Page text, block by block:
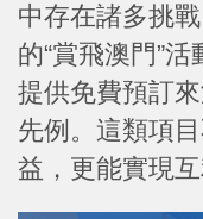
中存在諸多挑
的“賞飛澳門”
提供免費預訂
先例。這類項
益，更能實現